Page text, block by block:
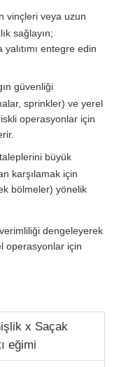
vinçleri veya uzun
sağlayın;
yalıtımı entegre edin
güvenliği
sprinkler) ve yerel
operasyonlar için
büyük
karşılamak için
bölmeler) yönelik
dengeleyerek
operasyonlar için
x Saçak
eğimi